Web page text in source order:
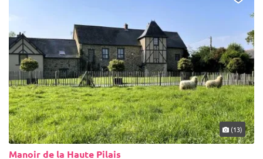
(13)
Manoir de la Haute Pilais